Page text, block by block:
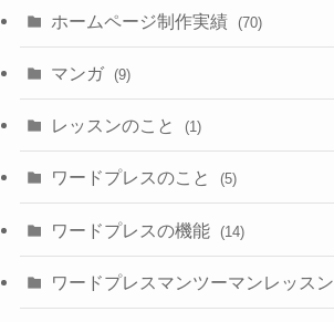
ホームページ制作実績 (70)
マンガ (9)
レッスンのこと (1)
ワードプレスのこと (5)
ワードプレスの機能 (14)
ワードプレスマンツーマンレッスン